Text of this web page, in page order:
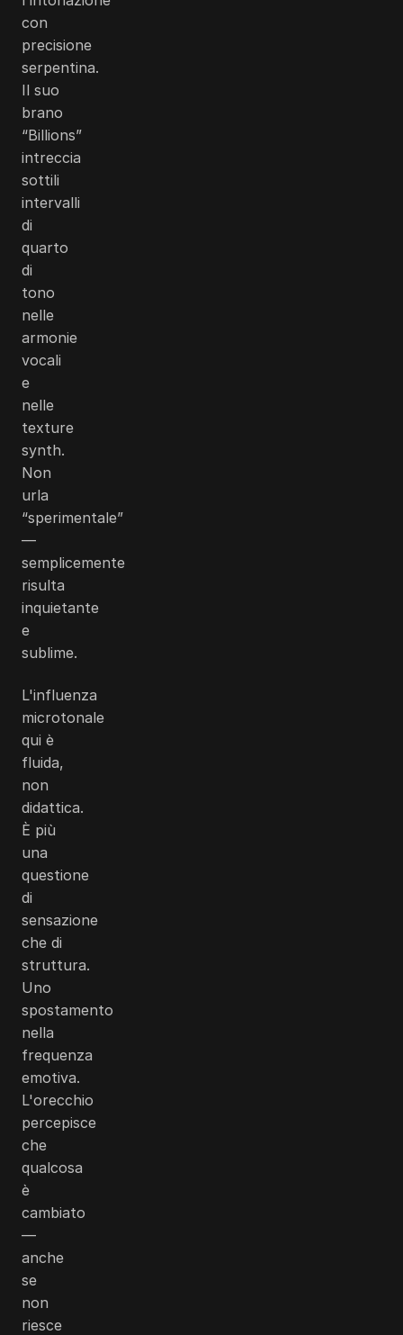
con
precisione
serpentina.
Il suo
brano
“Billions”
intreccia
sottili
intervalli
di
quarto
di
tono
nelle
armonie
vocali
e
nelle
texture
synth.
Non
urla
“sperimentale”
—
semplicemente
risulta
inquietante
e
sublime.
L'influenza
microtonale
qui è
fluida,
non
didattica.
È più
una
questione
di
sensazione
che di
struttura.
Uno
spostamento
nella
frequenza
emotiva.
L'orecchio
percepisce
che
qualcosa
è
cambiato
—
anche
se
non
riesce